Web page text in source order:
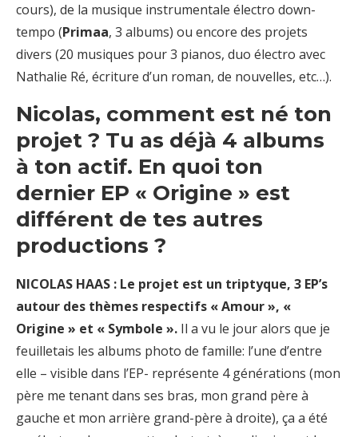
cours), de la musique instrumentale électro down-
tempo (Primaa, 3 albums) ou encore des projets
divers (20 musiques pour 3 pianos, duo électro avec
Nathalie Ré, écriture d’un roman, de nouvelles, etc…).
Nicolas, comment est né ton
projet ? Tu as déjà 4 albums
à ton actif. En quoi ton
dernier EP « Origine » est
différent de tes autres
productions ?
NICOLAS HAAS : Le projet est un triptyque, 3 EP’s
autour des thèmes respectifs « Amour », «
Origine » et « Symbole ». Il a vu le jour alors que je
feuilletais les albums photo de famille: l’une d’entre
elle – visible dans l’EP- représente 4 générations (mon
père me tenant dans ses bras, mon grand père à
gauche et mon arrière grand-père à droite), ça a été